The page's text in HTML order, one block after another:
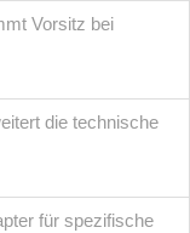
Vorsitz bei
die technische
für spezifische